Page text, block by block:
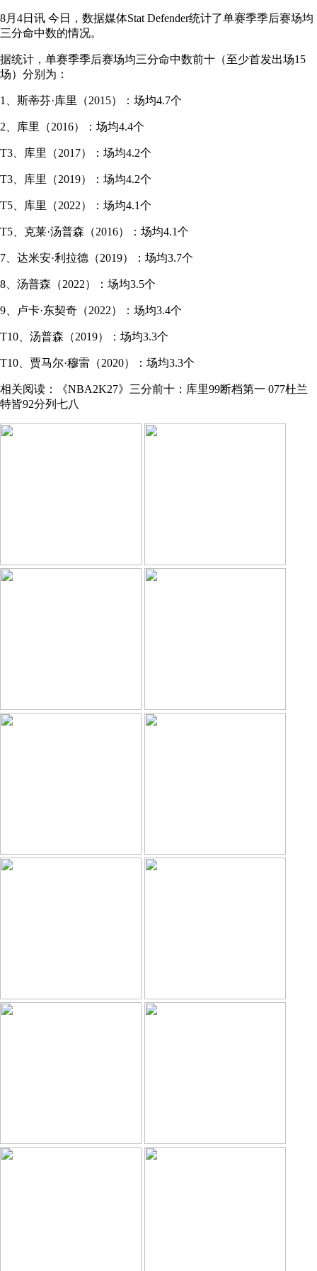
8月4日讯 今日，数据媒体Stat Defender统计了单赛季季后赛场均
三分命中数的情况。
据统计，单赛季季后赛场均三分命中数前十（至少首发出场15
场）分别为：
1、斯蒂芬·库里（2015）：场均4.7个
2、库里（2016）：场均4.4个
T3、库里（2017）：场均4.2个
T3、库里（2019）：场均4.2个
T5、库里（2022）：场均4.1个
T5、克莱·汤普森（2016）：场均4.1个
7、达米安·利拉德（2019）：场均3.7个
8、汤普森（2022）：场均3.5个
9、卢卡·东契奇（2022）：场均3.4个
T10、汤普森（2019）：场均3.3个
T10、贾马尔·穆雷（2020）：场均3.3个
相关阅读：《NBA2K27》三分前十：库里99断档第一 077杜兰
特皆92分列七八